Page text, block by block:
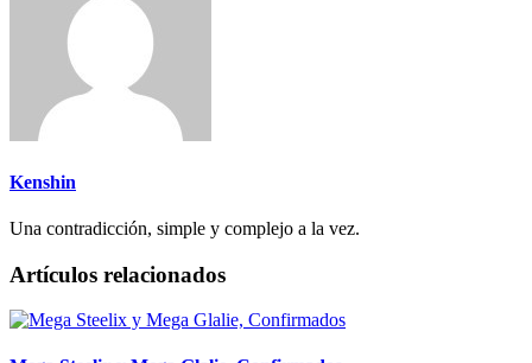
Kenshin
Una contradicción, simple y complejo a la vez.
Artículos relacionados